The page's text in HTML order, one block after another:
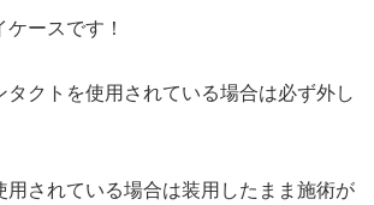
ースです！
タクトを使用されている場合は必ず外し
用されている場合は装用したまま施術が